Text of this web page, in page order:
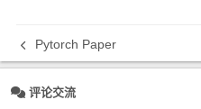
Pytorch Paper
评论交流